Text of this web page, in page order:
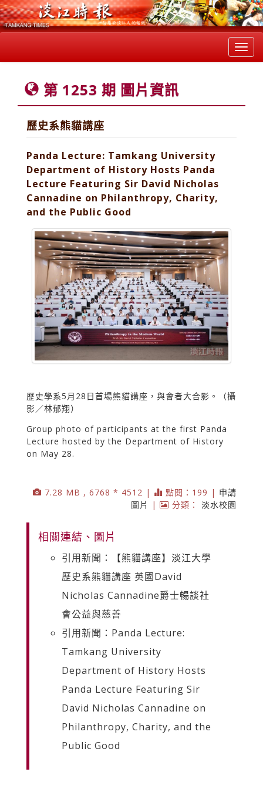
第 1253 期 圖片資訊
歷史系熊貓講座
Panda Lecture: Tamkang University
Department of History Hosts Panda
Lecture Featuring Sir David Nicholas
Cannadine on Philanthropy, Charity,
and the Public Good
歷史學系5月28日首場熊貓講座，與會者大合影。（攝
影／林郁翔）
Group photo of participants at the first Panda
Lecture hosted by the Department of History
on May 28.
7.28 MB , 6768 * 4512 | 點閱：199 | 申請
圖片
| 分類： 淡水校園
相關連結、圖片
引用新聞：【熊貓講座】淡江大學
歷史系熊貓講座 英國David
Nicholas Cannadine爵士暢談社
會公益與慈善
引用新聞：Panda Lecture:
Tamkang University
Department of History Hosts
Panda Lecture Featuring Sir
David Nicholas Cannadine on
Philanthropy, Charity, and the
Public Good